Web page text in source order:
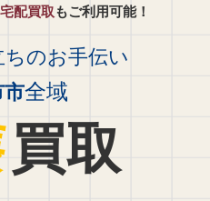
宅配買取もご利用可能！
のお手伝い
市全域
買取